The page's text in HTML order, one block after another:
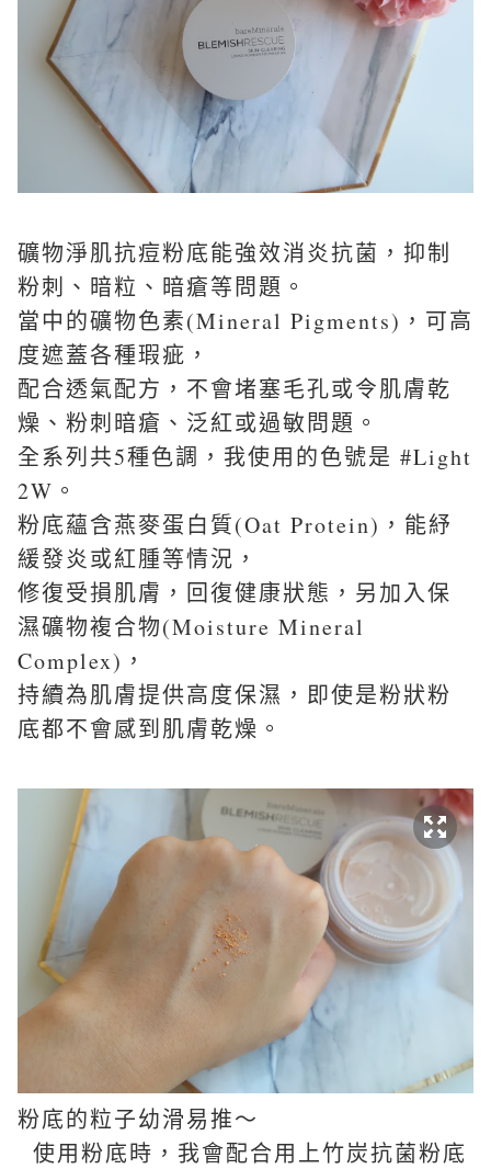
礦物淨肌抗痘粉底能強效消炎抗菌，抑制
粉刺、暗粒、暗瘡等問題。
當中的礦物色素(Mineral Pigments)，可高
度遮蓋各種瑕疵，
配合透氣配方，不會堵塞毛孔或令肌膚乾
燥、粉刺暗瘡、泛紅或過敏問題。
全系列共5種色調，我使用的色號是 #Light
2W。
粉底蘊含燕麥蛋白質(Oat Protein)，能紓
緩發炎或紅腫等情況，
修復受損肌膚，回復健康狀態，另加入保
濕礦物複合物(Moisture Mineral
Complex)，
持續為肌膚提供高度保濕，即使是粉狀粉
底都不會感到肌膚乾燥。
粉底的粒子幼滑易推～
使用粉底時，我會配合用上竹炭抗菌粉底